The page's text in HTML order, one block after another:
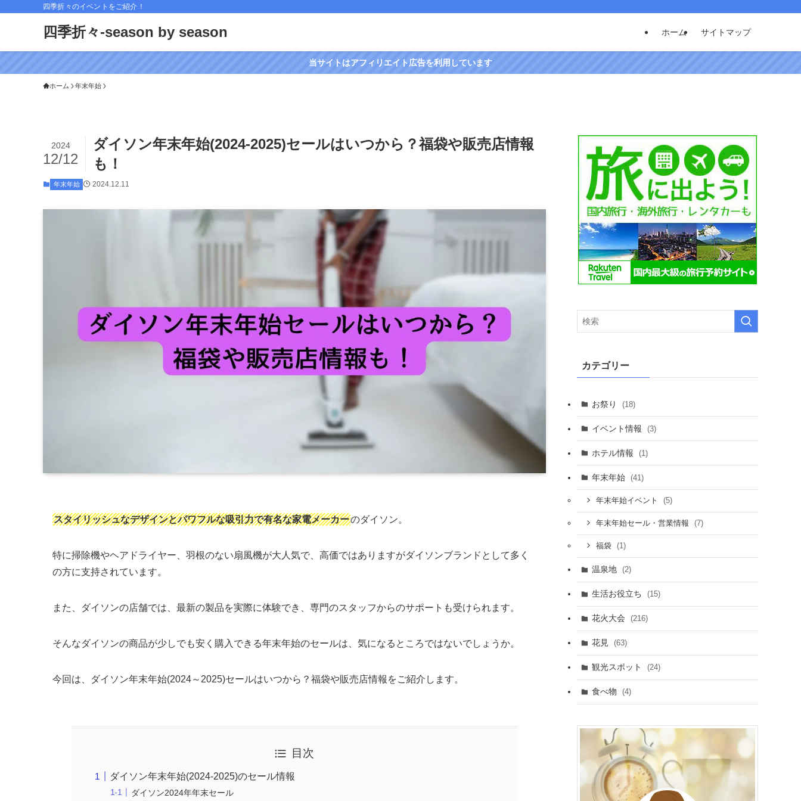
四季折々のイベントをご紹介！
四季折々-season by season ホーム サイトマップ
当サイトはアフィリエイト広告を利用しています
ホーム 年末年始
ダイソン年末年始(2024-2025)セールはいつから？福袋や販売店情報
も！
2024
12/12
年末年始 2024.12.11
スタイリッシュなデザインとパワフルな吸引力で有名な家電メーカーのダイソン。
特に掃除機やヘアドライヤー、羽根のない扇風機が大人気で、高価ではありますがダイソンブランドとして多く
の方に支持されています。
また、ダイソンの店舗では、最新の製品を実際に体験でき、専門のスタッフからのサポートも受けられます。
そんなダイソンの商品が少しでも安く購入できる年末年始のセールは、気になるところではないでしょうか。
今回は、ダイソン年末年始(2024～2025)セールはいつから？福袋や販売店情報をご紹介します。
目次
ダイソン年末年始(2024-2025)のセール情報
ダイソン2024年年末セール
カテゴリー
お祭り (18)
イベント情報 (3)
ホテル情報 (1)
年末年始 (41)
年末年始イベント (5)
年末年始セール・営業情報 (7)
福袋 (1)
温泉地 (2)
生活お役立ち (15)
花火大会 (216)
花見 (63)
観光スポット (24)
食べ物 (4)